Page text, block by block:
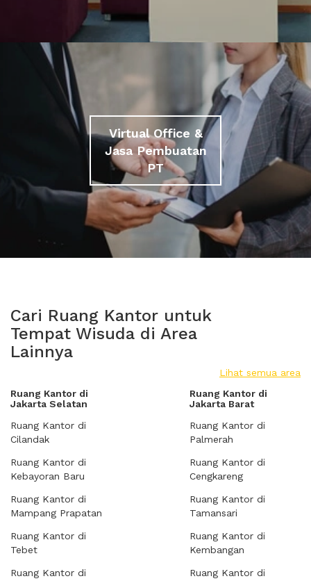
Virtual Office &
Jasa Pembuatan
PT
Cari Ruang Kantor untuk
Tempat Wisuda di Area
Lainnya
Lihat semua area
Ruang Kantor di
Jakarta Selatan
Ruang Kantor di
Cilandak
Ruang Kantor di
Kebayoran Baru
Ruang Kantor di
Mampang Prapatan
Ruang Kantor di
Tebet
Ruang Kantor di
Ruang Kantor di
Jakarta Barat
Ruang Kantor di
Palmerah
Ruang Kantor di
Cengkareng
Ruang Kantor di
Tamansari
Ruang Kantor di
Kembangan
Ruang Kantor di